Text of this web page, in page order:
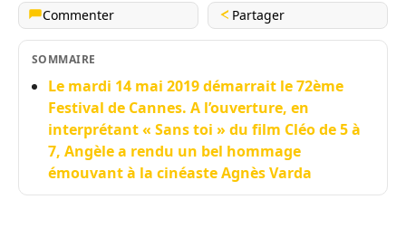
Commenter
Partager
SOMMAIRE
Le mardi 14 mai 2019 démarrait le 72ème
Festival de Cannes. A l’ouverture, en
interprétant « Sans toi » du film Cléo de 5 à
7, Angèle a rendu un bel hommage
émouvant à la cinéaste Agnès Varda